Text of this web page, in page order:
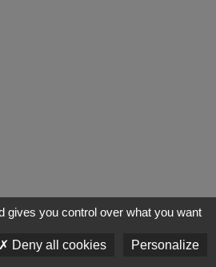
gives you control over what you want
Deny all cookies Personalize